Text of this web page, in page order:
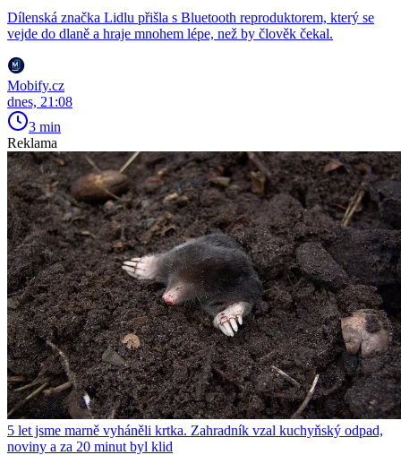
Dílenská značka Lidlu přišla s Bluetooth reproduktorem, který se
vejde do dlaně a hraje mnohem lépe, než by člověk čekal.
Mobify.cz
dnes, 21:08
3 min
Reklama
5 let jsme marně vyháněli krtka. Zahradník vzal kuchyňský odpad,
noviny a za 20 minut byl klid